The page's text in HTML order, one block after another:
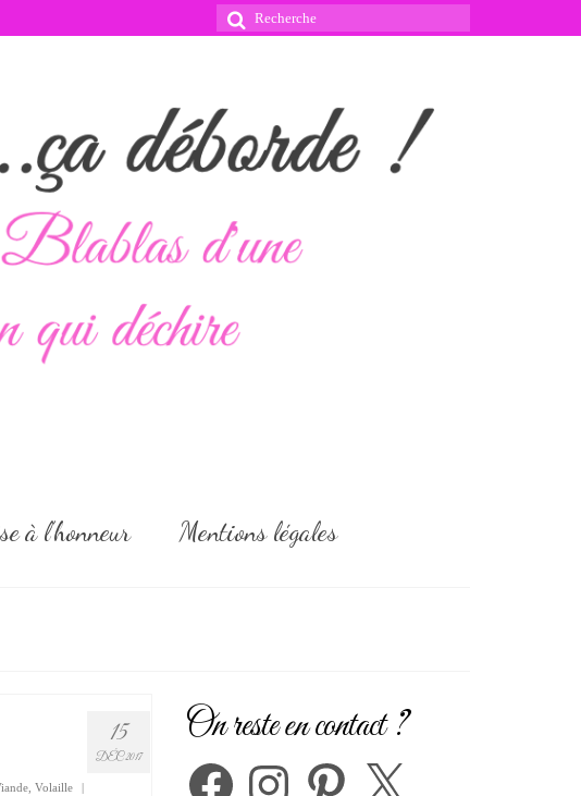
Rechercher
à l’honneur Mentions légales
15
DÉC 2017
, Volaille
On reste en contact ?
FacebookInstagramPinterest X